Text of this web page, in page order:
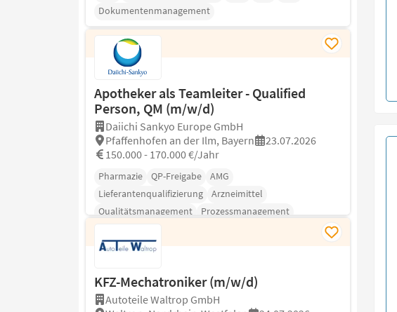
Dokumentenmanagement
Apotheker als Teamleiter - Qualified
Person, QM (m/w/d)
Daiichi Sankyo Europe GmbH
Pfaffenhofen an der Ilm, Bayern
23.07.2026
150.000 - 170.000 €/Jahr
Pharmazie QP-Freigabe
AMG
Lieferantenqualifizierung
Arzneimittel
Qualitätsmanagement
Prozessmanagement
KFZ-Mechatroniker (m/w/d)
Autoteile Waltrop GmbH